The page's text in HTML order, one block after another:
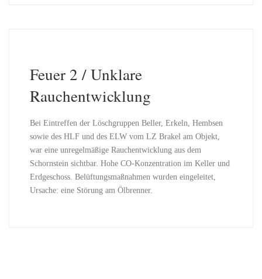
Feuer 2 / Unklare
Rauchentwicklung
Bei Eintreffen der Löschgruppen Beller, Erkeln, Hembsen
sowie des HLF und des ELW vom LZ Brakel am Objekt,
war eine unregelmäßige Rauchentwicklung aus dem
Schornstein sichtbar. Hohe CO-Konzentration im Keller und
Erdgeschoss. Belüftungsmaßnahmen wurden eingeleitet,
Ursache: eine Störung am Ölbrenner.